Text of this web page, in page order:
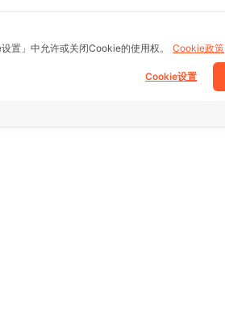
置」中允许或关闭Cookie的使用权。
Cookie政策
Cookie设置